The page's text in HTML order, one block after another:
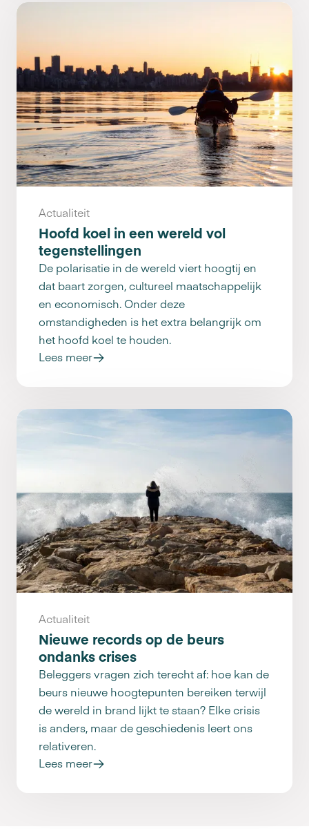
Actualiteit
Hoofd koel in een wereld vol
tegenstellingen
De polarisatie in de wereld viert hoogtij en
dat baart zorgen, cultureel maatschappelijk
en economisch. Onder deze
omstandigheden is het extra belangrijk om
het hoofd koel te houden.
Lees meer
Actualiteit
Nieuwe records op de beurs
ondanks crises
Beleggers vragen zich terecht af: hoe kan de
beurs nieuwe hoogtepunten bereiken terwijl
de wereld in brand lijkt te staan? Elke crisis
is anders, maar de geschiedenis leert ons
relativeren.
Lees meer